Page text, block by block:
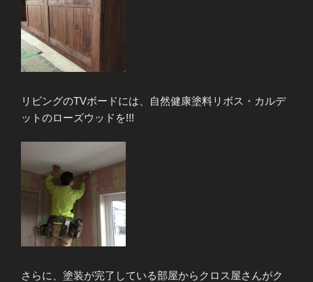
リビングのTVボードには、自然健康塗料リボス・カルデ
ットのローズウッドを!!!
さらに、塗装が完了している部屋からクロス屋さんがク